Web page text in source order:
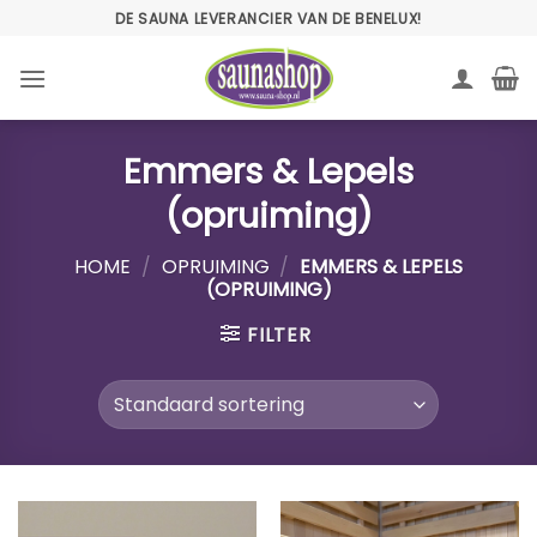
inhoud
DE SAUNA LEVERANCIER VAN DE BENELUX!
Emmers & Lepels
(opruiming)
HOME / OPRUIMING / EMMERS & LEPELS
(OPRUIMING)
FILTER